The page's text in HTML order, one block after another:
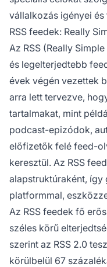
vállalkozás igényei
RSS feedek: Really
Az RSS (Really
és legelterjedtebb
évek végén vezettek
arra lett tervezve,
tartalmakat, mint
podcast-epizódok,
előfizetők felé feed-
keresztül. Az RSS
alapstruktúraként, így
platformmal,
Az RSS feedek fő
széles körű
szerint az RSS 2.0
körülbelül 67